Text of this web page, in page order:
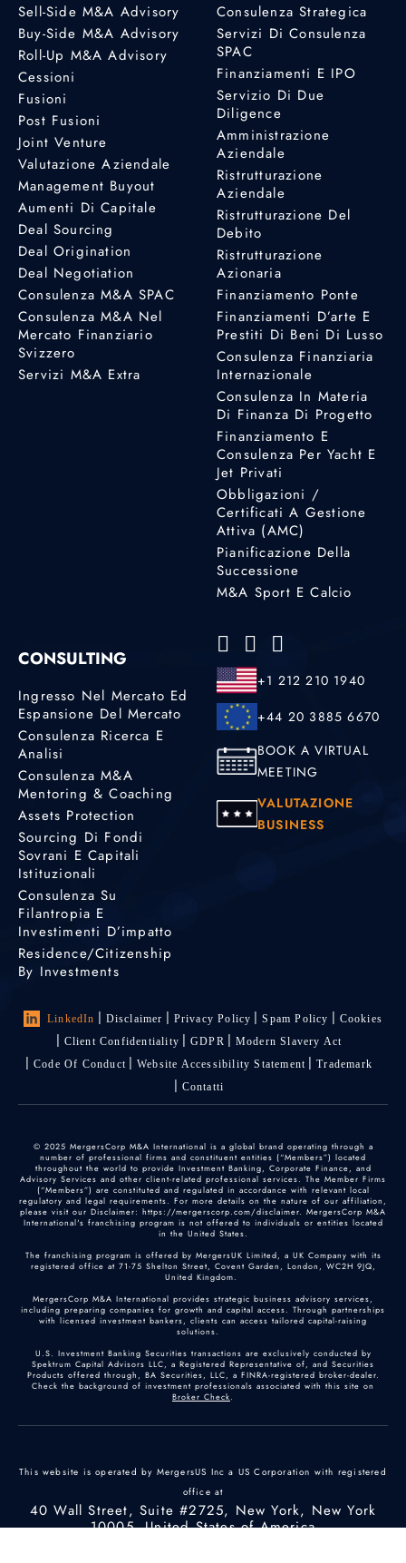
Sell-Side M&A Advisory
Buy-Side M&A Advisory
Roll-Up M&A Advisory
Cessioni
Fusioni
Post Fusioni
Joint Venture
Valutazione Aziendale
Management Buyout
Aumenti Di Capitale
Deal Sourcing
Deal Origination
Deal Negotiation
Consulenza M&A SPAC
Consulenza M&A Nel
Mercato Finanziario
Svizzero
Servizi M&A Extra
Consulenza Strategica
Servizi Di Consulenza
SPAC
Finanziamenti E IPO
Servizio Di Due
Diligence
Amministrazione
Aziendale
Ristrutturazione
Aziendale
Ristrutturazione Del
Debito
Ristrutturazione
Azionaria
Finanziamento Ponte
Finanziamenti D’arte E
Prestiti Di Beni Di Lusso
Consulenza Finanziaria
Internazionale
Consulenza In Materia
Di Finanza Di Progetto
Finanziamento E
Consulenza Per Yacht E
Jet Privati
Obbligazioni /
Certificati A Gestione
Attiva (AMC)
Pianificazione Della
Successione
M&A Sport E Calcio
CONSULTING
Ingresso Nel Mercato Ed
Espansione Del Mercato
Consulenza Ricerca E
Analisi
Consulenza M&A
Mentoring & Coaching
Assets Protection
Sourcing Di Fondi
Sovrani E Capitali
Istituzionali
Consulenza Su
Filantropia E
Investimenti D’impatto
Residence/Citizenship
By Investments
+1 212 210 1940
+44 20 3885 6670
BOOK A VIRTUAL
MEETING
VALUTAZIONE
BUSINESS
LinkedIn Disclaimer Privacy Policy Spam Policy
Cookies
Client Confidentiality
GDPR
Modern Slavery Act
Code Of Conduct
Website Accessibility Statement
Trademark
Contatti
© 2025 MergersCorp M&A International is a global brand operating through a
number of professional firms and constituent entities (“Members”) located
throughout the world to provide Investment Banking, Corporate Finance, and
Advisory Services and other client-related professional services. The Member Firms
(“Members”) are constituted and regulated in accordance with relevant local
regulatory and legal requirements. For more details on the nature of our affiliation,
please visit our Disclaimer: https://mergerscorp.com/disclaimer. MergersCorp M&A
International's franchising program is not offered to individuals or entities located
in the United States.
The franchising program is offered by MergersUK Limited, a UK Company with its
registered office at 71-75 Shelton Street, Covent Garden, London, WC2H 9JQ,
United Kingdom.
MergersCorp M&A International provides strategic business advisory services,
including preparing companies for growth and capital access. Through partnerships
with licensed investment bankers, clients can access tailored capital-raising
solutions.
U.S. Investment Banking Securities transactions are exclusively conducted by
Spektrum Capital Advisors LLC, a Registered Representative of, and Securities
Products offered through, BA Securities, LLC, a FINRA-registered broker-dealer.
Check the background of investment professionals associated with this site on
Broker Check.
This website is operated by MergersUS Inc a US Corporation with registered
office at
40 Wall Street, Suite #2725, New York, New York
10005, United States of America